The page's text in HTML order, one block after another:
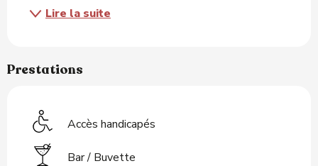
Lire la suite
Prestations
Accès handicapés
Bar / Buvette